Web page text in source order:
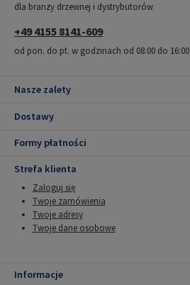
dla branży drzewnej i dystrybutorów
+49 4155 8141-609
od pon. do pt. w godzinach od 08:00 do 16:00
Nasze zalety
Dostawy
Formy płatności
Strefa klienta
Zaloguj się
Twoje zamówienia
Twoje adresy
Twoje dane osobowe
Informacje